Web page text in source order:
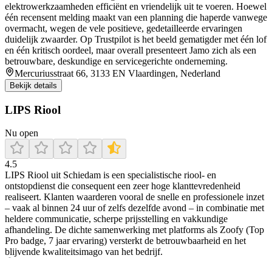
elektrowerkzaamheden efficiënt en vriendelijk uit te voeren. Hoewel
één recensent melding maakt van een planning die haperde vanwege
overmacht, wegen de vele positieve, gedetailleerde ervaringen
duidelijk zwaarder. Op Trustpilot is het beeld gematigder met één lof
en één kritisch oordeel, maar overall presenteert Jamo zich als een
betrouwbare, deskundige en servicegerichte onderneming.
Mercuriusstraat 66, 3133 EN Vlaardingen, Nederland
Bekijk details
LIPS Riool
Nu open
4.5
LIPS Riool uit Schiedam is een specialistische riool- en
ontstopdienst die consequent een zeer hoge klanttevredenheid
realiseert. Klanten waarderen vooral de snelle en professionele inzet
– vaak al binnen 24 uur of zelfs dezelfde avond – in combinatie met
heldere communicatie, scherpe prijsstelling en vakkundige
afhandeling. De dichte samenwerking met platforms als Zoofy (Top
Pro badge, 7 jaar ervaring) versterkt de betrouwbaarheid en het
blijvende kwaliteitsimago van het bedrijf.